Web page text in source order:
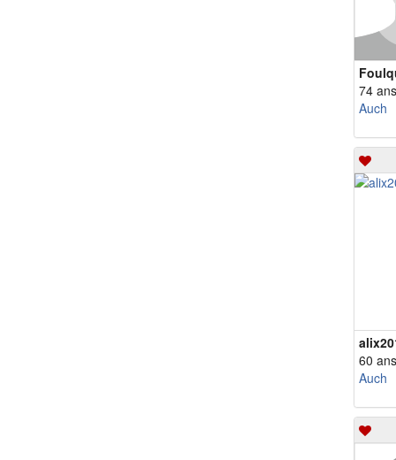
74 ans
Auch
60 ans
Auch